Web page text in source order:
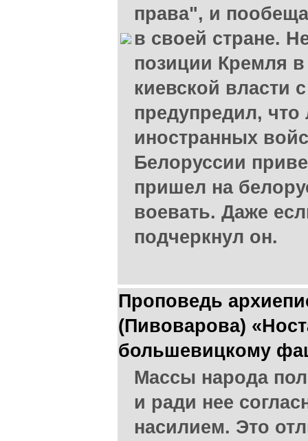
права", и
в своей стране.
позиции Кремля
киевской власти
предупредил,
иностранных
Белоруссии
пришел на
воевать. Даже
подчеркнул он.
Проповедь
(Пивоварова)
большевицкому
Массы народа
и ради нее
насилием. Это